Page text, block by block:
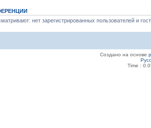
нет зарегистрированных пользователей и
Создано на основе
Time :